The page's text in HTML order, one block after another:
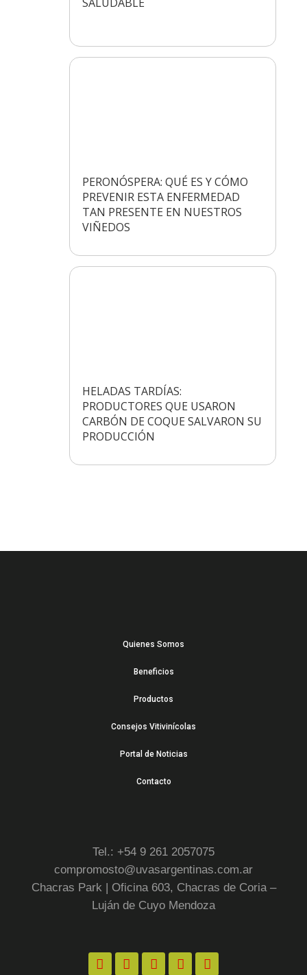
PERONÓSPERA: QUÉ ES Y CÓMO
PREVENIR ESTA ENFERMEDAD
TAN PRESENTE EN NUESTROS
VIÑEDOS
HELADAS TARDÍAS:
PRODUCTORES QUE USARON
CARBÓN DE COQUE SALVARON SU
PRODUCCIÓN
Quienes Somos
Beneficios
Productos
Consejos Vitivinícolas
Portal de Noticias
Contacto
Tel.: +54 9 261 2057075
compromosto@uvasargentinas.com.ar
Chacras Park | Oficina 603, Chacras de Coria –
Luján de Cuyo Mendoza